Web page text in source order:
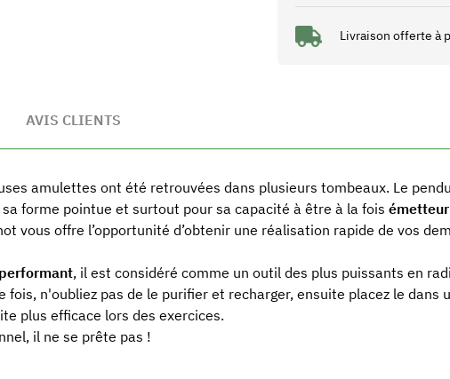
Livraison offerte à
AVIS CLIENTS
amulettes ont été retrouvées dans plusieurs tombeaux. Le
forme pointue et surtout pour sa capacité à être à la fois émetteur
vous offre l’opportunité d’obtenir une réalisation rapide de vos
performant, il est considéré comme un outil des plus puissants en
n'oubliez pas de le purifier et recharger, ensuite placez le
plus efficace lors des exercices.
il ne se prête pas !